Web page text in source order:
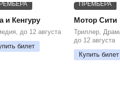
и Кенгуру
до 12 августа
билет
ПРЕМЬЕРА
Мотор Сити
Триллер,
до 12 августа
Купить билет